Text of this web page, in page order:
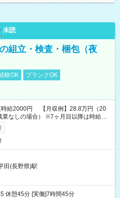
未読
組立・検査・梱包（夜
験OK
ブランクOK
時給2000円 【月収例】28.8万円（20
なしの場合） ※7ヶ月目以降は時給
となります。
田(長野県)駅
休憩45分 [実働]7時間45分